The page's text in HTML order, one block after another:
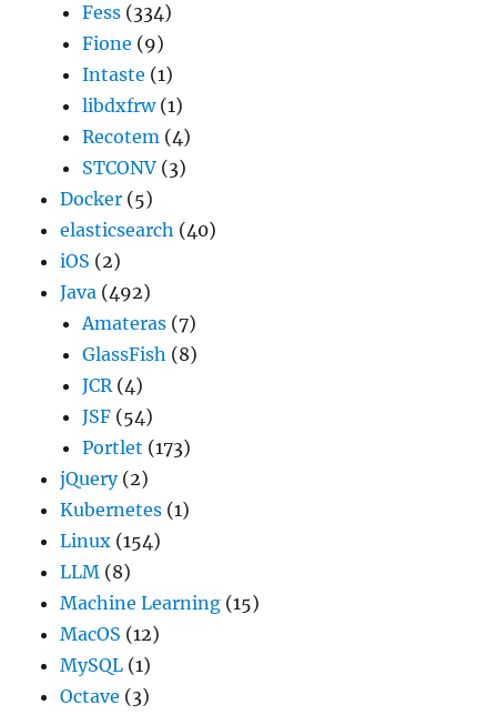
Fess (334)
Fione (9)
Intaste (1)
libdxfrw(1)
Recotem (4)
STCONV (3)
Docker (5)
elasticsearch (40)
iOS (2)
Java (492)
Amateras (7)
GlassFish (8)
JCR(4)
JSF (54)
Portlet (173)
jQuery(2)
Kubernetes (1)
Linux (154)
LLM (8)
Machine Learning (15)
MacOS (12)
MySQL (1)
Octave (3)